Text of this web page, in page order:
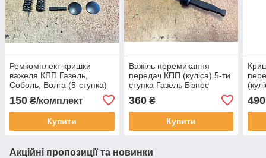
Ремкомплект кришки
важеля КПП Газель,
Соболь, Волга (5-ступка)
150 ₴/комплект
Купити
Важіль перемикання
передач КПП (куліса) 5-ти
ступка Газель Бізнес
360₴
Купити
490
Акційні пропозиції та новинки